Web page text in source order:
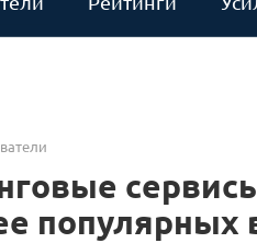
популярных